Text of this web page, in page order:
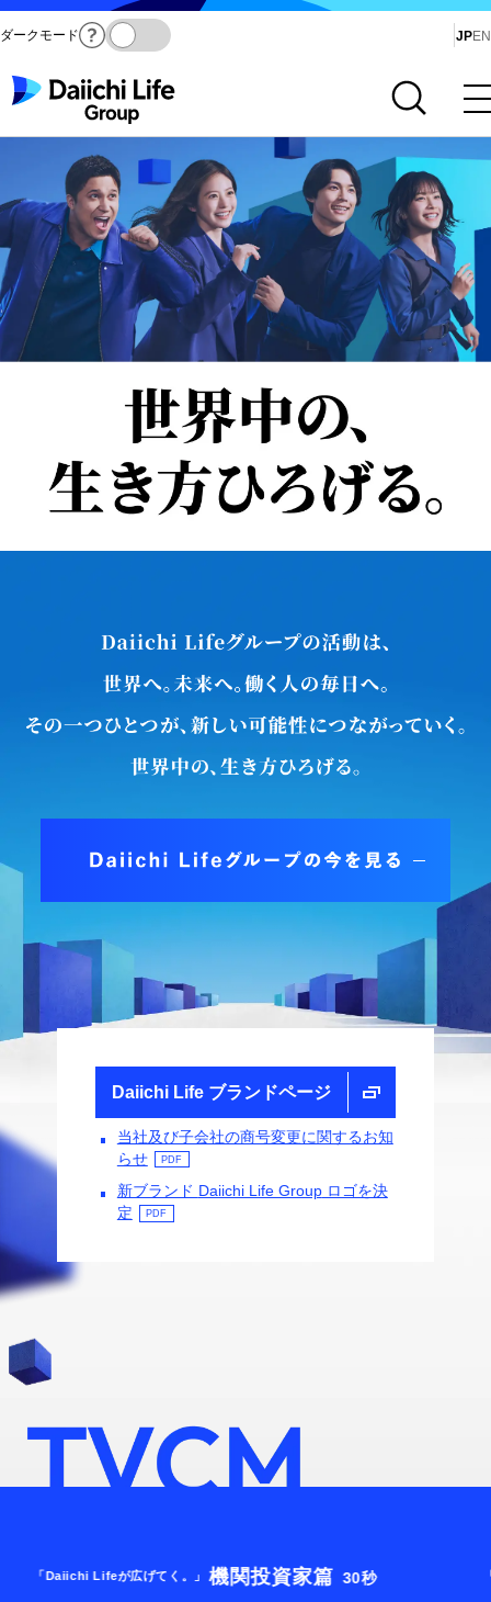
ダークモード JPEN
サイト内検索を開く
メインメニューを開く
Daiichi Life ブランドページ
当社及び子会社の商号変更に関するお知
らせ
PDF
新ブランド Daiichi Life Groupロゴを決
定
PDF
「Daiichi Lifeが広げてく。」 機関投資家篇 30秒